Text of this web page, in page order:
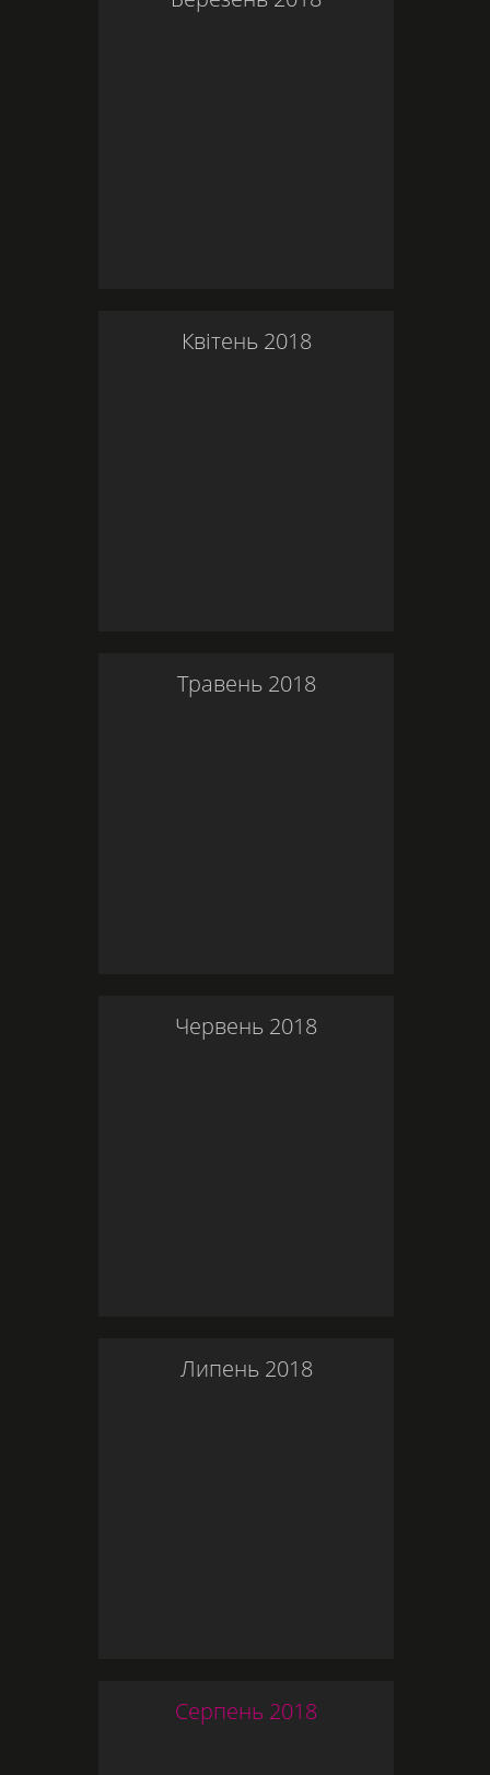
Квітень 2018
Травень 2018
Червень 2018
Липень 2018
Серпень 2018